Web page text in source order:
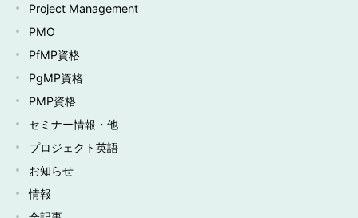
Project Management
PMO
PfMP資格
PgMP資格
PMP資格
セミナー情報・他
プロジェクト英語
お知らせ
情報